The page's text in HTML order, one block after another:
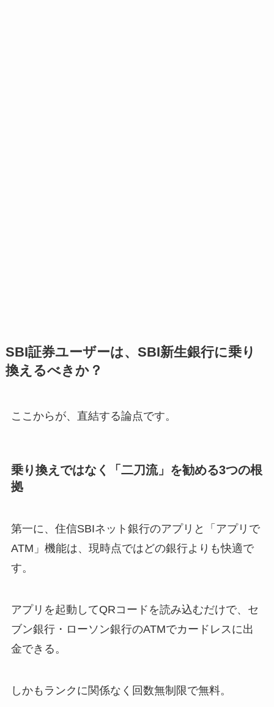
SBI証券ユーザーは、SBI新生銀行に乗り
換えるべきか？
ここからが、直結する論点です。
乗り換えではなく「二刀流」を勧める3つの根
拠
第一に、住信SBIネット銀行のアプリと「アプリで
ATM」機能は、現時点ではどの銀行よりも快適で
す。
アプリを起動してQRコードを読み込むだけで、セ
ブン銀行・ローソン銀行のATMでカードレスに出
金できる。
しかもランクに関係なく回数無制限で無料。